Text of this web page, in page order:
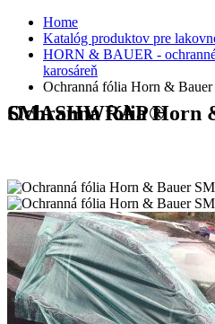
Home
Katalóg produktov pre
HORN & BAUER -
karosáreň
Ochranná fólia Horn &
Ochranná fólia Horn & Bauer SMASHWRAP®